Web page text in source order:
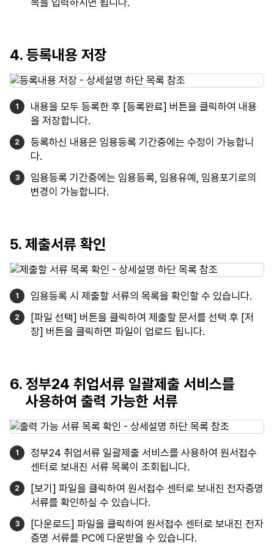
목을 입력하시면 됩니다.
4. 등록내용 저장
내용을 모두 등록한 후 [등록완료] 버튼을 클릭하여 내용
을 저장합니다.
등록하신 내용은 임용등록 기간중에는 수정이 가능합니
다.
임용등록 기간중에는 임용등록, 임용유예, 임용포기로의
변경이 가능합니다.
5. 제출서류 확인
임용등록 시 제출할 서류의 목록을 확인할 수 있습니다.
[파일 선택] 버튼을 클릭하여 제출할 문서를 선택 후 [저
장] 버튼을 클릭하면 파일이 업로드 됩니다.
6. 정부24 취업서류 일괄제출 서비스를
사용하여 출력 가능한 서류
정부24 취업서류 일괄제출 서비스를 사용하여 원서접수
센터로 보내진 서류 목록이 조회됩니다.
[보기] 파일을 클릭하여 원서접수 센터로 보내진 전자증명
서류를 확인하실 수 있습니다.
[다운로드] 파일을 클릭하여 원서접수 센터로 보내진 전자
증명 서류를 PC에 다운받을 수 있습니다.